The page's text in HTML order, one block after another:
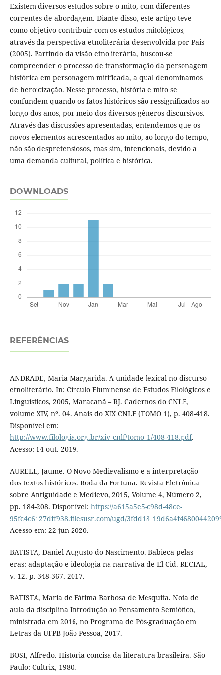
Existem diversos estudos sobre o mito, com diferentes
correntes de abordagem. Diante disso, este artigo teve
como objetivo contribuir com os estudos mitológicos,
através da perspectiva etnoliterária desenvolvida por Pais
(2005). Partindo da visão etnoliterária, buscou-se
compreender o processo de transformação da personagem
histórica em personagem mitificada, a qual denominamos
de heroicização. Nesse processo, história e mito se
confundem quando os fatos históricos são ressignificados ao
longo dos anos, por meio dos diversos gêneros discursivos.
Através das discussões apresentadas, entendemos que os
novos elementos acrescentados ao mito, ao longo do tempo,
não são despretensiosos, mas sim, intencionais, devido a
uma demanda cultural, política e histórica.
DOWNLOADS
REFERÊNCIAS
ANDRADE, Maria Margarida. A unidade lexical no discurso
etnoliterário. In: Círculo Fluminense de Estudos Filológicos e
Linguísticos, 2005, Maracanã – RJ. Cadernos do CNLF,
volume XIV, nº. 04. Anais do XIX CNLF (TOMO 1), p. 408-418.
Disponível em:
http://www.filologia.org.br/xiv_cnlf/tomo_1/408-418.pdf.
Acesso: 14 out. 2019.
AURELL, Jaume. O Novo Medievalismo e a interpretação
dos textos históricos. Roda da Fortuna. Revista Eletrônica
sobre Antiguidade e Medievo, 2015, Volume 4, Número 2,
pp. 184-208. Disponível: https://a615a5e5-c98d-48ce-
95fc4c6127dff938.filesusr.com/ugd/
Acesso em: 22 jun 2020.
BATISTA, Daniel Augusto do Nascimento. Babieca pelas
eras: adaptação e ideologia na narrativa de El Cid. RECIAL,
v. 12, p. 348-367, 2017.
BATISTA, Maria de Fátima Barbosa de Mesquita. Nota de
aula da disciplina Introdução ao Pensamento Semiótico,
ministrada em 2016, no Programa de Pós-graduação em
Letras da UFPB João Pessoa, 2017.
BOSI, Alfredo. História concisa da literatura brasileira. São
Paulo: Cultrix, 1980.